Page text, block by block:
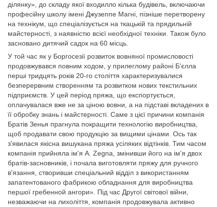
ділянку», до складу якої входилло кілька будівель, включаючи
професійну школу імені Джузеппе Магні, пізніше перетворену
на технікум, що спеціалізується на ткацькій та прядильній
майстерності, з наявністю всієї необхідної техніки. Також було
засновано дитячий садок на 60 місць.
У той час як у Боргосезії розвиток вовняної промисловості
продовжувався повним ходом, у прилеглому районі Б'єлла
перші тридцять років 20-го століття характеризувалися
безперервним створенням та розвитком нових текстильних
підприємств. У цей період пряжа, що експортується,
оплачувалася вже не за ціною вовни, а на підставі вкладених в
її обробку знань і майстерності. Саме з цієї причини компанія
Братів Зенья прагнула покращити технологію виробництва,
щоб продавати свою продукцію за вищими цінами. Ось так
з'явилася якісна вишукана пряжа усіляких відтінків. Тим часом
компанія прийняла ім'я A. Zegna, змінивши його на ім'я двох
братів-засновників, і почала виготовляти пряжу для ручного
в'язання, створивши спеціальний відділ з використанням
запатентованого фабрикою обладнання для виробництва
першої гребенной ангори». Під час Другої світової війни,
незважаючи на лихоліття, компанія продовжувала активно